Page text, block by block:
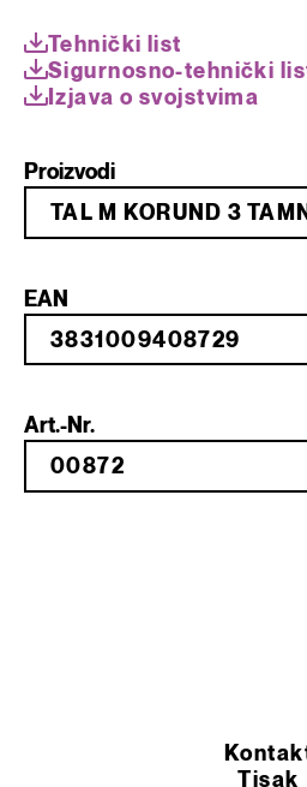
Tehnički list
Sigurnosno-tehnički
Izjava o svojstvima
Proizvodi
TAL M KORUND 3
EAN
Art.-Nr.
Tisak